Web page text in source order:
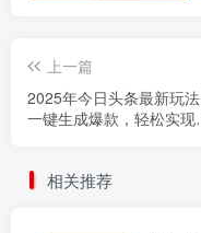
上一篇
2025年今日头条最新玩法
一键生成爆款，轻松实现
相关推荐